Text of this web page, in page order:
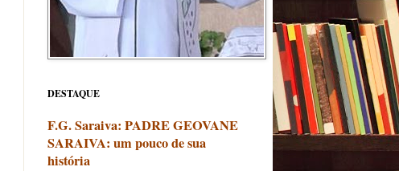
DESTAQUE
F.G. Saraiva: PADRE GEOVANE
SARAIVA: um pouco de sua
história